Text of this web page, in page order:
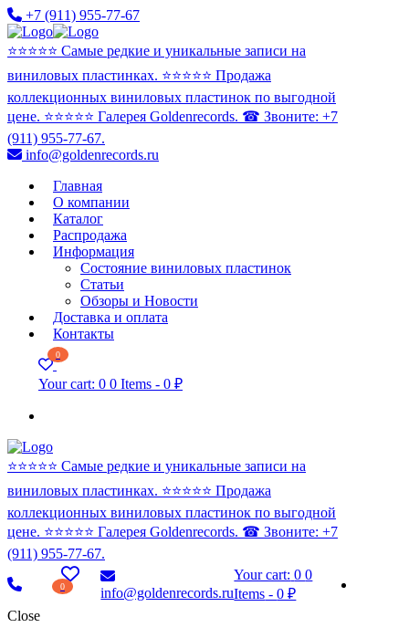
+7 (911) 955-77-67
⭐️⭐️⭐️⭐️⭐️ Самые редкие и уникальные записи на
виниловых пластинках. ⭐️⭐️⭐️⭐️⭐️ Продажа
коллекционных виниловых пластинок по выгодной
цене. ⭐️⭐️⭐️⭐️⭐️ Галерея Goldenrecords. ☎ Звоните: +7
(911) 955-77-67.
info@goldenrecords.ru
Главная
О компании
Каталог
Распродажа
Информация
Состояние виниловых пластинок
Статьи
Обзоры и Новости
Доставка и оплата
Контакты
0
Your cart: 0 0 Items - 0 ₽
⭐️⭐️⭐️⭐️⭐️ Самые редкие и уникальные записи на
виниловых пластинках. ⭐️⭐️⭐️⭐️⭐️ Продажа
коллекционных виниловых пластинок по выгодной
цене. ⭐️⭐️⭐️⭐️⭐️ Галерея Goldenrecords. ☎ Звоните: +7
(911) 955-77-67.
0 info@goldenrecords.ru
Your cart: 00
Items -0 ₽
Close